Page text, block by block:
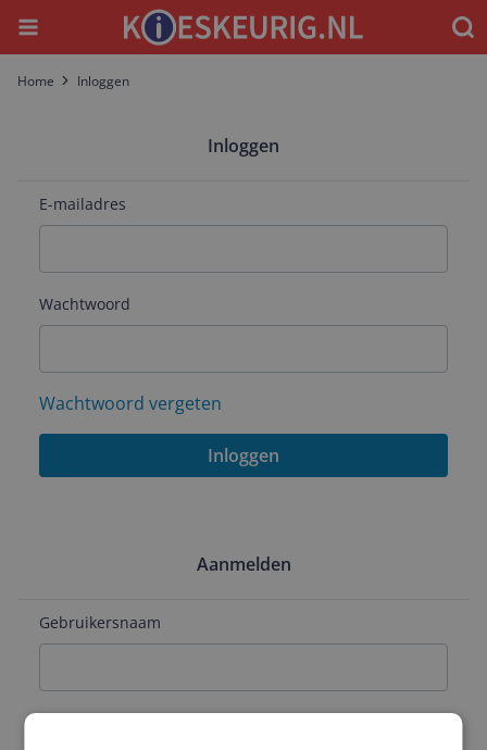
Menu
Home Inloggen
Inloggen
E-mailadres
Wachtwoord
Wachtwoord vergeten
Inloggen
Aanmelden
Gebruikersnaam